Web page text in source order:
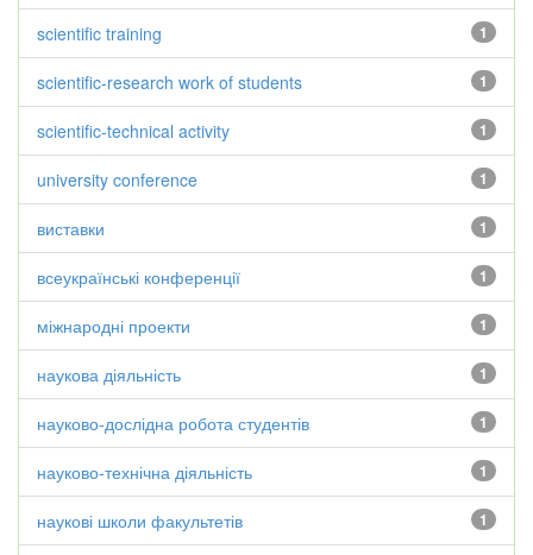
1
scientific training
1
scientific-research work of students
1
scientific-technical activity
1
university conference
1
виставки
1
всеукраїнські конференції
1
міжнародні проекти
1
наукова діяльність
1
науково-дослідна робота студентів
1
науково-технічна діяльність
1
наукові школи факультетів